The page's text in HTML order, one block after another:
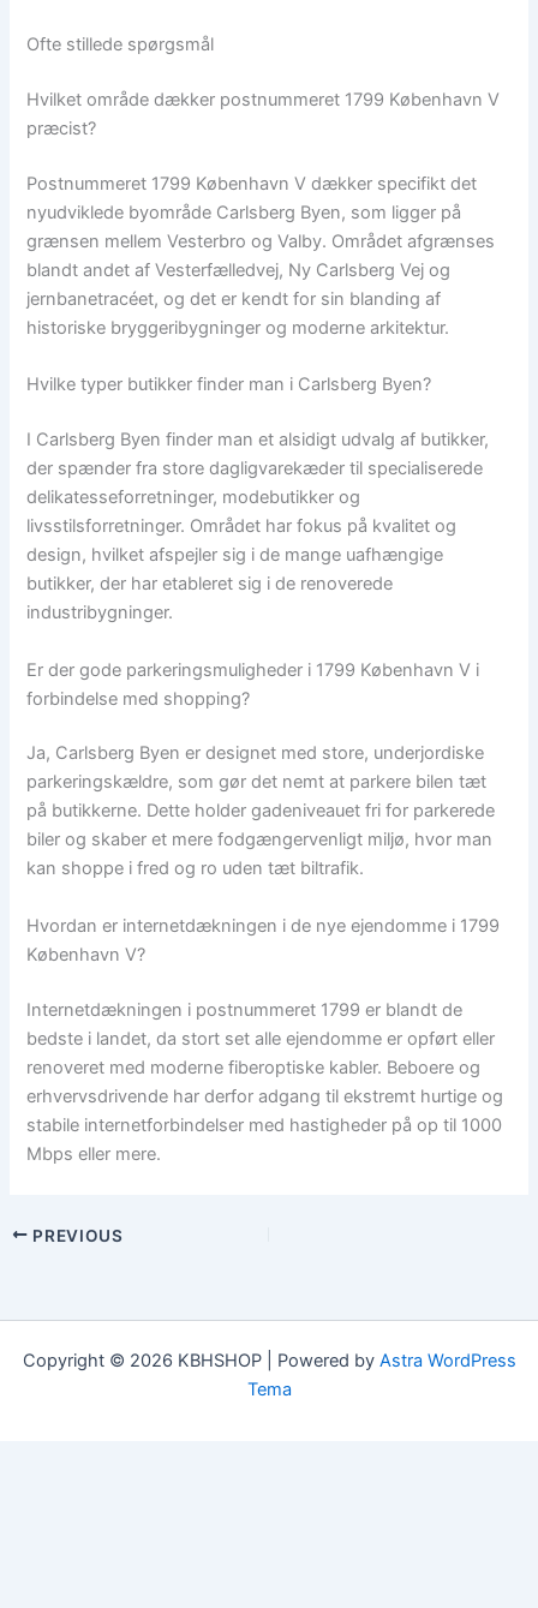
Ofte stillede spørgsmål
Hvilket område dækker postnummeret 1799 København V
præcist?
Postnummeret 1799 København V dækker specifikt det
nyudviklede byområde Carlsberg Byen, som ligger på
grænsen mellem Vesterbro og Valby. Området afgrænses
blandt andet af Vesterfælledvej, Ny Carlsberg Vej og
jernbanetracéet, og det er kendt for sin blanding af
historiske bryggeribygninger og moderne arkitektur.
Hvilke typer butikker finder man i Carlsberg Byen?
I Carlsberg Byen finder man et alsidigt udvalg af butikker,
der spænder fra store dagligvarekæder til specialiserede
delikatesseforretninger, modebutikker og
livsstilsforretninger. Området har fokus på kvalitet og
design, hvilket afspejler sig i de mange uafhængige
butikker, der har etableret sig i de renoverede
industribygninger.
Er der gode parkeringsmuligheder i 1799 København V i
forbindelse med shopping?
Ja, Carlsberg Byen er designet med store, underjordiske
parkeringskældre, som gør det nemt at parkere bilen tæt
på butikkerne. Dette holder gadeniveauet fri for parkerede
biler og skaber et mere fodgængervenligt miljø, hvor man
kan shoppe i fred og ro uden tæt biltrafik.
Hvordan er internetdækningen i de nye ejendomme i 1799
København V?
Internetdækningen i postnummeret 1799 er blandt de
bedste i landet, da stort set alle ejendomme er opført eller
renoveret med moderne fiberoptiske kabler. Beboere og
erhvervsdrivende har derfor adgang til ekstremt hurtige og
stabile internetforbindelser med hastigheder på op til 1000
Mbps eller mere.
PREVIOUS
Copyright © 2026 KBHSHOP | Powered by Astra WordPress
Tema